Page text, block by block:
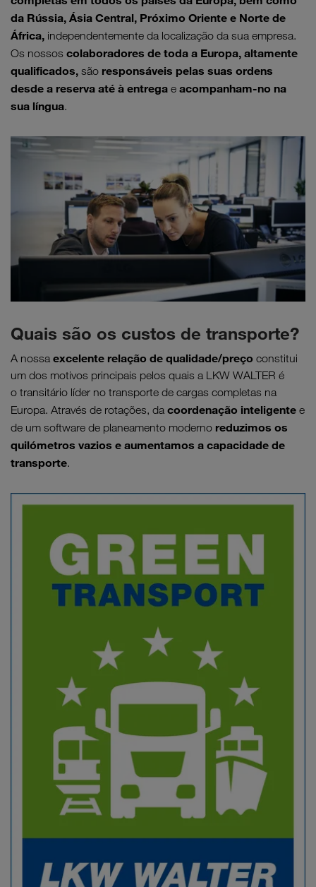
da Rússia, Ásia Central, Próximo Oriente e Norte de
África, independentemente da localização da sua empresa.
Os nossos colaboradores de toda a Europa, altamente
qualificados, são responsáveis pelas suas ordens
desde a reserva até à entrega e acompanham-no na
sua língua.
Quais são os custos de transporte?
A nossa excelente relação de qualidade/preço constitui
um dos motivos principais pelos quais a LKW WALTER é
o transitário líder no transporte de cargas completas na
Europa. Através de rotações, da coordenação inteligente e
de um software de planeamento moderno reduzimos os
quilómetros vazios e aumentamos a capacidade de
transporte.